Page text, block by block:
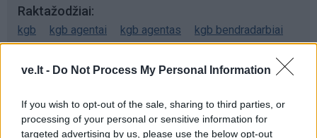
ve.lt - Do Not Process My Personal Information
If you wish to opt-out of the sale, sharing to third parties, or
processing of your personal or sensitive information for
targeted advertising by us, please use the below opt-out
Raktažodžiai
kgb kgb agentai kgb agentas
kgb bendradarbiai
Komentarai